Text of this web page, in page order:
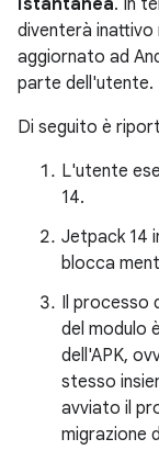
istantanea. In
diventerà inattivo
aggiornato ad
parte dell'utente.
Di seguito è
L'utente
14.
Jetpack 14
blocca
Il processo
del modulo
dell'APK,
stesso
avviato il
migrazione